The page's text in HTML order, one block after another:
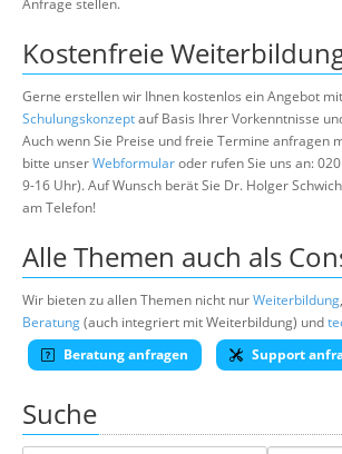
Anfrage stellen.
Kostenfreie
Gerne erstellen wir Ihnen kostenlos ein Angebot mit
Schulungskonzeptauf Basis Ihrer Vorkenntnisse
Auch wenn Sie Preise und freie Termine anfragen
bitte unserWebformularoder rufen Sie uns an:
9-16 Uhr). Auf Wunsch berät Sie Dr. Holger
am Telefon!
Alle Themen auch als
Wir bieten zu allen Themen nicht nurWeiterbildung
Beratung(auch integriert mit Weiterbildung) und
Beratung anfragen
Support
Suche